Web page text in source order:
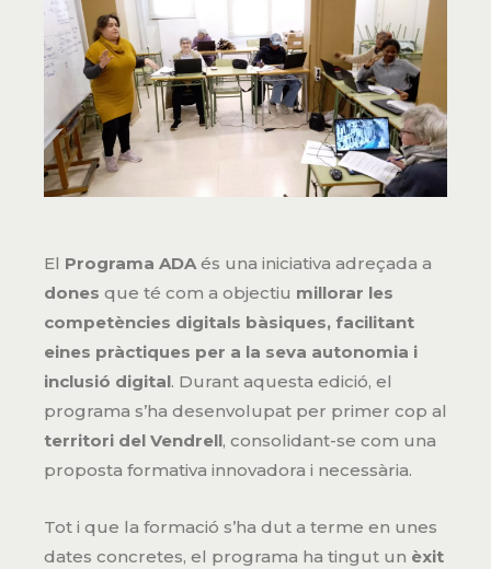
El Programa ADAés una iniciativa adreçada a
dones que té com a objectiu millorar les
competències digitals bàsiques, facilitant
eines pràctiques per a la seva autonomia i
inclusió digital. Durant aquesta edició, el
programa s’ha desenvolupat per primer cop al
territori del Vendrell, consolidant-se com una
proposta formativa innovadora i necessària.
Tot i que la formació s’ha dut a terme en unes
dates concretes, el programa ha tingut un èxit